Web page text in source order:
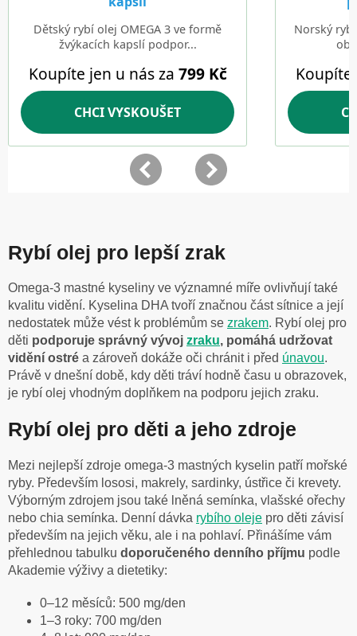
Rybí olej pro lepší zrak
Omega-3 mastné kyseliny ve významné míře ovlivňují také
kvalitu vidění. Kyselina DHA tvoří značnou část sítnice a její
nedostatek může vést k problémům se zrakem. Rybí olej pro
děti podporuje správný vývoj zraku, pomáhá udržovat
vidění ostré a zároveň dokáže oči chránit i před únavou.
Právě v dnešní době, kdy děti tráví hodně času u obrazovek,
je rybí olej vhodným doplňkem na podporu jejich zraku.
Rybí olej pro děti a jeho zdroje
Mezi nejlepší zdroje omega-3 mastných kyselin patří mořské
ryby. Především lososi, makrely, sardinky, ústřice či krevety.
Výborným zdrojem jsou také lněná semínka, vlašské ořechy
nebo chia semínka. Denní dávka rybího oleje pro děti závisí
především na jejich věku, ale i na pohlaví. Přinášíme vám
přehlednou tabulku doporučeného denního příjmu podle
Akademie výživy a dietetiky:
0–12 měsíců: 500 mg/den
1–3 roky: 700 mg/den